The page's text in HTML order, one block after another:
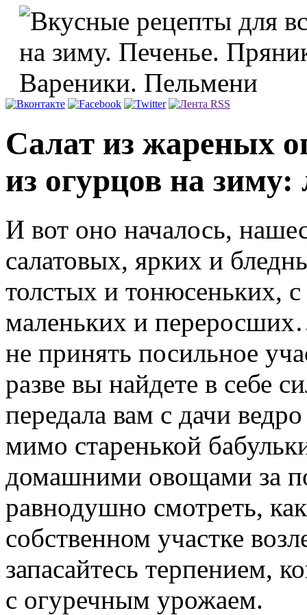
Салат из жареных
из огурцов на
И вот оно началось,
салатовых, ярких и
толстых и тонюсеньких,
маленьких и
не принять посильное
разве вы найдете в себе
передала вам с дачи
мимо старенькой
домашними овощами за
равнодушно смотреть,
собственном участке
запасайтесь терпением,
с огуречным урожаем.